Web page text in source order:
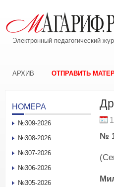
Электронный педагогический
АРХИВ ОТПРАВИТЬ
№
НОМЕРА
№309-2026
№308-2026
№307-2026
№306-2026
№305-2026